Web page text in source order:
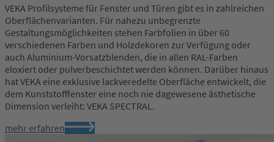
VEKA Profilsysteme für Fenster und Türen gibt es in zahlreichen
Oberflächenvarianten. Für nahezu unbegrenzte
Gestaltungsmöglichkeiten stehen Farbfolien in über 60
verschiedenen Farben und Holzdekoren zur Verfügung oder
auch Aluminium-Vorsatzblenden, die in allen RAL-Farben
eloxiert oder pulverbeschichtet werden können. Darüber hinaus
hat VEKA eine exklusive lackveredelte Oberfläche entwickelt, die
dem Kunststofffenster eine noch nie dagewesene ästhetische
Dimension verleiht: VEKA SPECTRAL.
mehr erfahren